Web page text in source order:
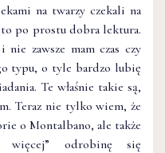
na twarzy czekali na
po prostu dobra lektura.
zawsze mam czas czy
typu, o tyle bardzo lubię
Te właśnie takie są,
Teraz nie tylko wiem, że
o Montalbano, ale także
więcej” odrobinę się